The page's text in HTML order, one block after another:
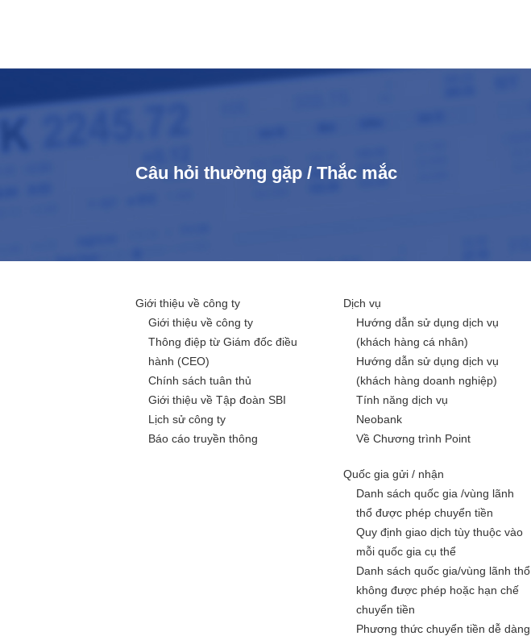
Câu hỏi thường gặp / Thắc mắc
Giới thiệu về công ty
Giới thiệu về công ty
Thông điệp từ Giám đốc điều
hành (CEO)
Chính sách tuân thủ
Giới thiệu về Tập đoàn SBI
Lịch sử công ty
Báo cáo truyền thông
Dịch vụ
Hướng dẫn sử dụng dịch vụ
(khách hàng cá nhân)
Hướng dẫn sử dụng dịch vụ
(khách hàng doanh nghiệp)
Tính năng dịch vụ
Neobank
Về Chương trình Point
Quốc gia gửi / nhận
Danh sách quốc gia /vùng lãnh
thổ được phép chuyển tiền
Quy định giao dịch tùy thuộc vào
mỗi quốc gia cụ thể
Danh sách quốc gia/vùng lãnh thổ
không được phép hoặc hạn chế
chuyển tiền
Phương thức chuyển tiền dễ dàng